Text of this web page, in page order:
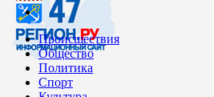
Происшествия
Общество
Политика
Спорт